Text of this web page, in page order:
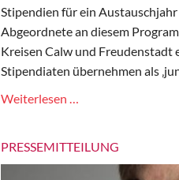
Stipendien für ein Austauschjahr
Abgeordnete an diesem
Kreisen Calw und Freudenstadt
Stipendiaten übernehmen als
Weiterlesen …
PRESSEMITTEILUNG